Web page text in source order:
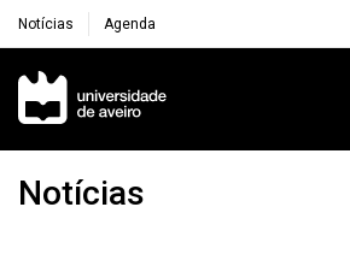
Notícias Agenda
Navegação Principal
Notícias